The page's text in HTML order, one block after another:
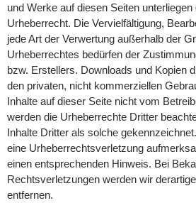
und Werke auf diesen Seiten
Urheberrecht. Die Vervielfältigung,
jede Art der Verwertung außerhalb der
Urheberrechtes bedürfen der
bzw. Erstellers. Downloads und Kopien
den privaten, nicht kommerziellen
Inhalte auf dieser Seite nicht vom
werden die Urheberrechte Dritter
Inhalte Dritter als solche
eine Urheberrechtsverletzung
einen entsprechenden Hinweis. Bei
Rechtsverletzungen werden wir
entfernen.